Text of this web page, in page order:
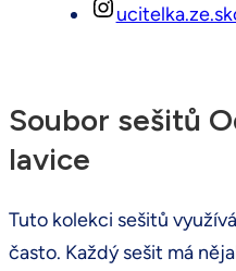
Soubor sešitů
lavice
Tuto kolekci sešitů
často. Každý sešit má